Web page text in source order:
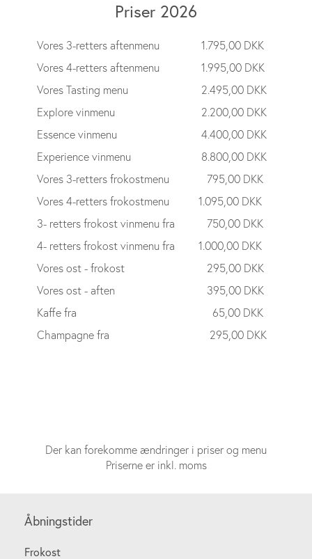
Priser 2026
Vores 3-retters aftenmenu
1.795,00 DKK
Vores 4-retters aftenmenu
1.995,00 DKK
Vores Tasting menu
2.495,00 DKK
Explore vinmenu
2.200,00 DKK
Essence vinmenu
4.400,00 DKK
Experience vinmenu
8.800,00 DKK
Vores 3-retters frokostmenu
795,00 DKK
Vores 4-retters frokostmenu
1.095,00 DKK
3- retters frokost vinmenu fra
750,00 DKK
4- retters frokost vinmenu fra
1.000,00 DKK
Vores ost - frokost
295,00 DKK
Vores ost - aften
395,00 DKK
Kaffe fra
65,00 DKK
Champagne fra
295,00 DKK
Der kan forekomme ændringer i priser og menu
Priserne er inkl. moms
Åbningstider
Frokost